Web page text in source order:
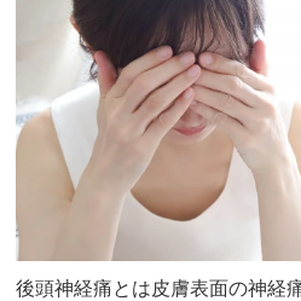
後頭神経痛とは皮膚表面の神経